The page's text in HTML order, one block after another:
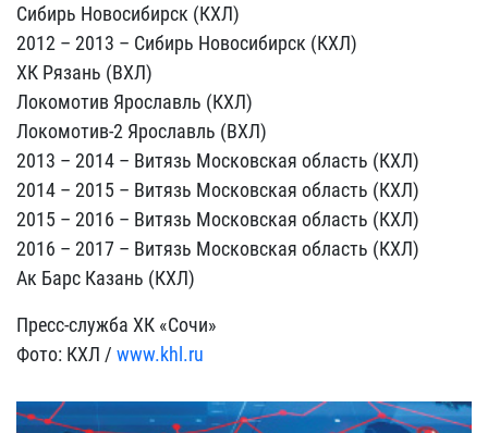
Сибирь Новосибирск (КХЛ)
2012 – 2013 – Сибирь Новосибирск (КХЛ)
ХК Рязань (ВХЛ)
Локомотив Ярославль (КХЛ)
Локомотив-2 Ярославль (ВХЛ)
2013 – 2014 – Витязь Московская область (КХЛ)
2014 – 2015 – Витязь Московская область (КХЛ)
2015 – 2016 – Витязь Московская область (КХЛ)
2016 – 2017 – Витязь Московская область (КХЛ)
Ак Барс Казань (КХЛ)
Пресс-служба ХК «Сочи»
Фото: КХЛ / www.khl.ru